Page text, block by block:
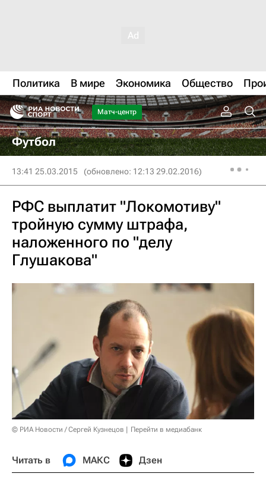
Политика В мире Экономика Общество
Матч-центр
Футбол
13:41 25.03.2015 (обновлено: 12:13 29.02.2016)
РФС выплатит "Локомотиву"
тройную сумму штрафа,
наложенного по "делу
Глушакова"
© РИА Новости / Сергей Кузнецов Перейти в медиабанк
Читать в МАКС Дзен